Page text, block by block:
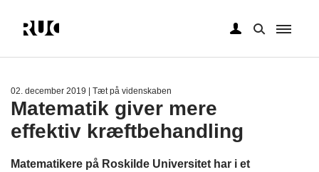
02. december 2019 | Tæt på videnskaben
Matematik giver mere
effektiv kræftbehandling
Matematikere på Roskilde Universitet har i et